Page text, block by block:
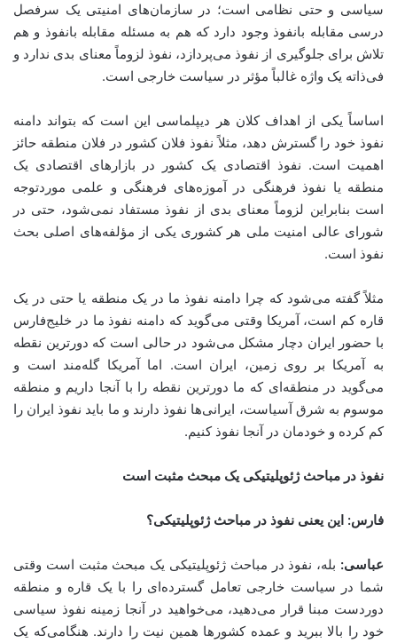
سیاسی و حتی نظامی است؛ در سازمان‌های امنیتی یک سرفصل
درسی مقابله بانفوذ وجود دارد که هم به مسئله مقابله بانفوذ و هم
تلاش برای جلوگیری از نفوذ می‌پردازد، نفوذ لزوماً معنای بدی ندارد و
فی‌ذاته یک واژه غالباً مؤثر در سیاست خارجی است.
اساساً یکی از اهداف کلان هر دیپلماسی این است که بتواند دامنه
نفوذ خود را گسترش دهد، مثلاً نفوذ فلان کشور در فلان منطقه حائز
اهمیت است. نفوذ اقتصادی یک کشور در بازارهای اقتصادی یک
منطقه یا نفوذ فرهنگی در آموزه‌های فرهنگی و علمی موردتوجه
است بنابراین لزوماً معنای بدی از نفوذ مستفاد نمی‌شود، حتی در
شورای عالی امنیت ملی هر کشوری یکی از مؤلفه‌های اصلی بحث
نفوذ است.
مثلاً گفته می‌شود که چرا دامنه نفوذ ما در یک منطقه یا حتی در یک
قاره کم است، آمریکا وقتی می‌گوید که دامنه نفوذ ما در خلیج‌فارس
با حضور ایران دچار مشکل می‌شود در حالی است که دورترین نقطه
به آمریکا بر روی زمین، ایران است. اما آمریکا گله‌مند است و
می‌گوید در منطقه‌ای که ما دورترین نقطه را با آنجا داریم و منطقه
موسوم به شرق آسیاست، ایرانی‌ها نفوذ دارند و ما باید نفوذ ایران را
کم کرده و خودمان در آنجا نفوذ کنیم.
نفوذ در مباحث ژئوپلیتیکی یک مبحث مثبت است
فارس: این یعنی نفوذ در مباحث ژئوپلیتیکی؟
عباسی: بله، نفوذ در مباحث ژئوپلیتیکی یک مبحث مثبت است وقتی
شما در سیاست خارجی تعامل گسترده‌ای را با یک قاره و منطقه
دوردست مبنا قرار می‌دهید، می‌خواهید در آنجا زمینه نفوذ سیاسی
خود را بالا ببرید و عمده کشورها همین نیت را دارند. هنگامی‌که یک